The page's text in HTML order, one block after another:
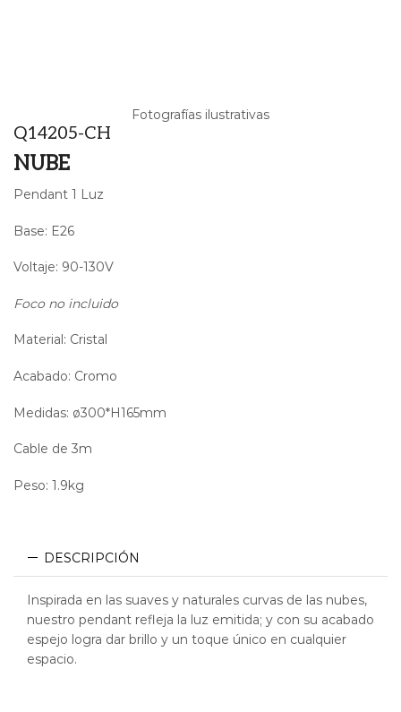
Fotografías ilustrativas
Q14205-CH
NUBE
Pendant 1 Luz
Base: E26
Voltaje: 90-130V
Foco no incluido
Material: Cristal
Acabado: Cromo
Medidas: ø300*H165mm
Cable de 3m
Peso: 1.9kg
DESCRIPCIÓN
Inspirada en las suaves y naturales curvas de las nubes,
nuestro pendant refleja la luz emitida; y con su acabado
espejo logra dar brillo y un toque único en cualquier
espacio.